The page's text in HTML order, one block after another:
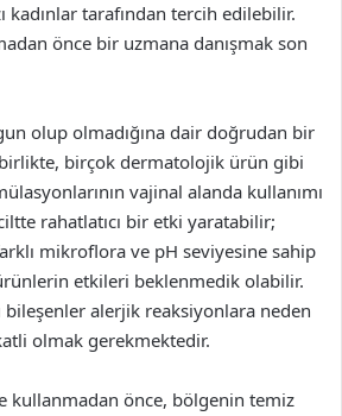
kadınlar tarafından tercih edilebilir.
önce bir uzmana danışmak son
olup olmadığına dair doğrudan bir
birçok dermatolojik ürün gibi
vajinal alanda kullanımı
rahatlatıcı bir etki yaratabilir;
mikroflora ve pH seviyesine sahip
etkileri beklenmedik olabilir.
bileşenler alerjik reaksiyonlara neden
olmak gerekmektedir.
kullanmadan önce, bölgenin temiz